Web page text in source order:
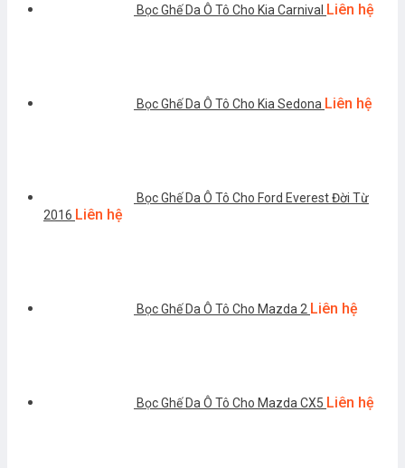
Bọc Ghế Da Ô Tô Cho Kia Carnival Liên hệ
Bọc Ghế Da Ô Tô Cho Kia Sedona Liên hệ
Bọc Ghế Da Ô Tô Cho Ford Everest Đời Từ
2016 Liên hệ
Bọc Ghế Da Ô Tô Cho Mazda 2 Liên hệ
Bọc Ghế Da Ô Tô Cho Mazda CX5 Liên hệ